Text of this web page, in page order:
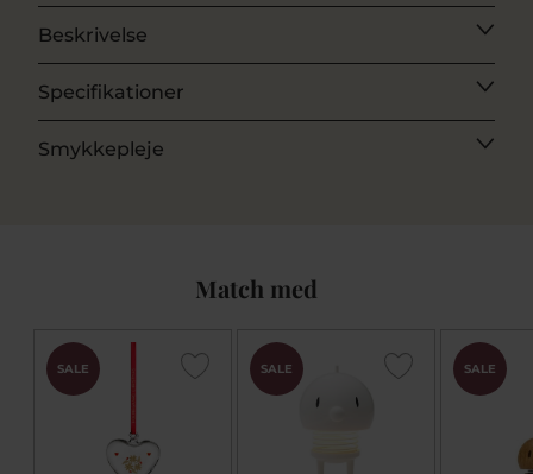
Beskrivelse
Specifikationer
Smykkepleje
Match med
SALE SALE SALE